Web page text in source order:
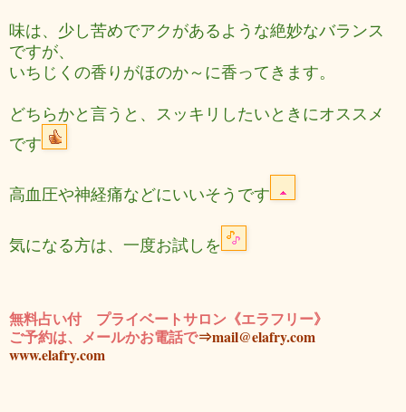
味は、少し苦めでアクがあるような絶妙なバランス
ですが、
いちじくの香りがほのか～に香ってきます。
どちらかと言うと、スッキリしたいときにオススメ
です
高血圧や神経痛などにいいそうです
気になる方は、一度お試しを
無料占い付 プライベートサロン《エラフリー》
ご予約は、メールかお電話で⇒mail@elafry.com
www.elafry.com